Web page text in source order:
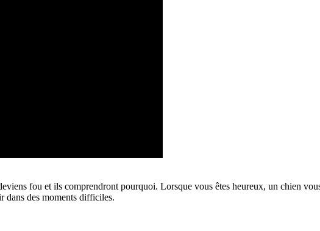
fou et ils comprendront pourquoi. Lorsque vous êtes heureux, un chien
dans des moments difficiles.